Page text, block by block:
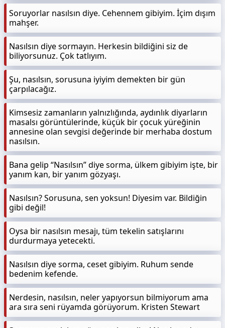
Soruyorlar nasılsın diye. Cehennem gibiyim. İçim dışım
mahşer.
Nasılsın diye sormayın. Herkesin bildiğini siz de
biliyorsunuz. Çok tatlıyım.
Şu, nasılsın, sorusuna iyiyim demekten bir gün
çarpılacağız.
Kimsesiz zamanların yalnızlığında, aydınlık diyarların
masalsı görüntülerinde, küçük bir çocuk yüreğinin
annesine olan sevgisi değerinde bir merhaba dostum
nasılsın.
Bana gelip “Nasılsın” diye sorma, ülkem gibiyim işte, bir
yanım kan, bir yanım gözyaşı.
Nasılsın? Sorusuna, sen yoksun! Diyesim var. Bildiğin
gibi değil!
Oysa bir nasılsın mesajı, tüm tekelin satışlarını
durdurmaya yetecekti.
Nasılsın diye sorma, ceset gibiyim. Ruhum sende
bedenim kefende.
Nerdesin, nasılsın, neler yapıyorsun bilmiyorum ama
ara sıra seni rüyamda görüyorum. Kristen Stewart